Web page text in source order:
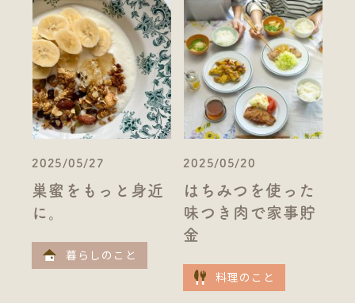
2025/05/27
巣蜜をもっと身近
に。
暮らしのこと
2025/05/20
はちみつを使った
味つき肉で家事貯
金
料理のこと